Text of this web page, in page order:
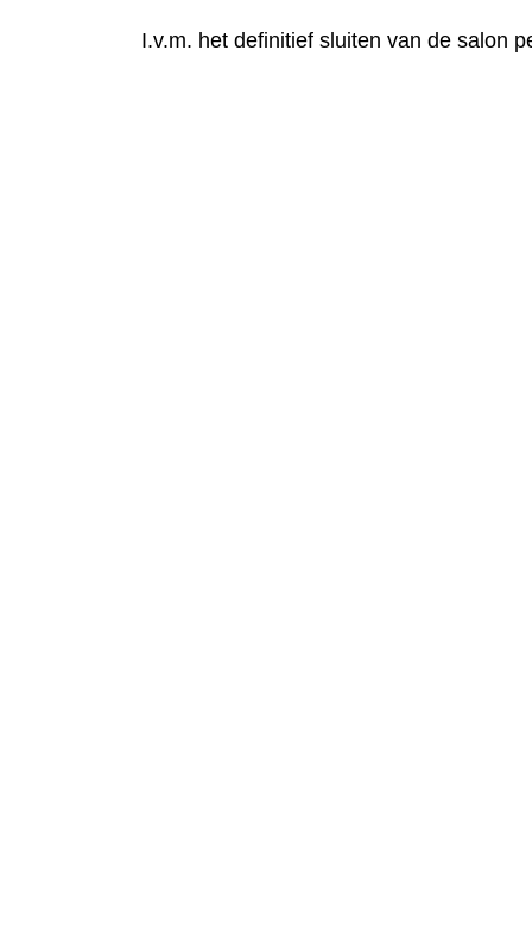
I.v.m. het definitief sluiten van de salon